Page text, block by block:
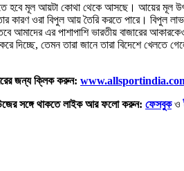
হবে মূল আয়টা কোথা থেকে আসছে। আয়ের
ওরা বিপুল আয় তৈরি করতে পারে। বিপুল লাভ
আমাদের এর পাশাপাশি ভারতীয় বাজারের
তেমন তারা জানে তারা বিদেশে খেলতে
জন্য ক্লিক করুন:
সঙ্গে থাকতে লাইক আর ফলো করুন: ফেসবুকও